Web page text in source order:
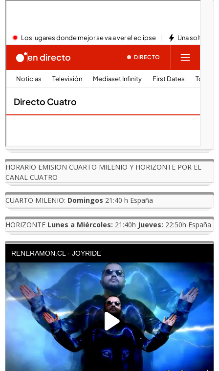
HORARIO EMISION CUARTO MILENIO Y HORIZONTE POR EL
CANAL CUATRO
CUARTO MILENIO: Domingos 21:40 h España
HORIZONTE Lunes a Miércoles: 21:40h Jueves: 22:50h España